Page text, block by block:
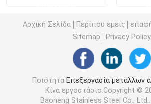
φραγμός γωνίας ανοξείδωτου
λουρίδα ανοξείδωτου
Επίπεδος φραγμός ανοξείδωτου
Αρχική Σελίδα Περίπου εμείς
Sitemap
Privacy Policy
Ποιότητα Επεξεργασία μετάλλων
Κίνα εργοστάσιο.Copyright ©
Baoneng Stainless Steel Co.,